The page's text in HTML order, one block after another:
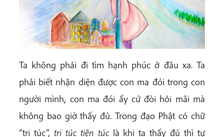
Ta không phải đi tìm hạnh phúc ở đâu xa. Ta
phải biết nhận diện được con ma đói trong con
người mình, con ma đói ấy cứ đòi hỏi mãi mà
không bao giờ thấy đủ. Trong đạo Phật có chữ
“tri túc”, tri túc tiện túclà khi ta thấy đủ thì tự